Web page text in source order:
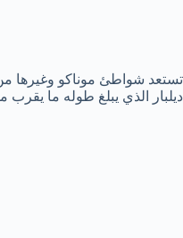
تستعد شواطئ موناكو وغيرها
ديلبار الذي يبلغ طوله ما يقرب من 156